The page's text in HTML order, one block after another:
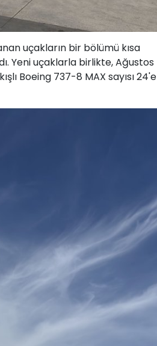
uçakların bir bölümü kısa
Yeni uçaklarla birlikte, Ağustos
Boeing 737-8 MAX sayısı 24'e